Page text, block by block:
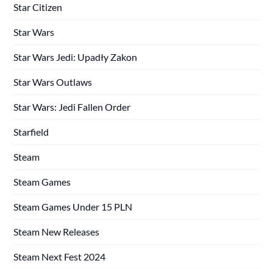
Star Citizen
Star Wars
Star Wars Jedi: Upadły Zakon
Star Wars Outlaws
Star Wars: Jedi Fallen Order
Starfield
Steam
Steam Games
Steam Games Under 15 PLN
Steam New Releases
Steam Next Fest 2024